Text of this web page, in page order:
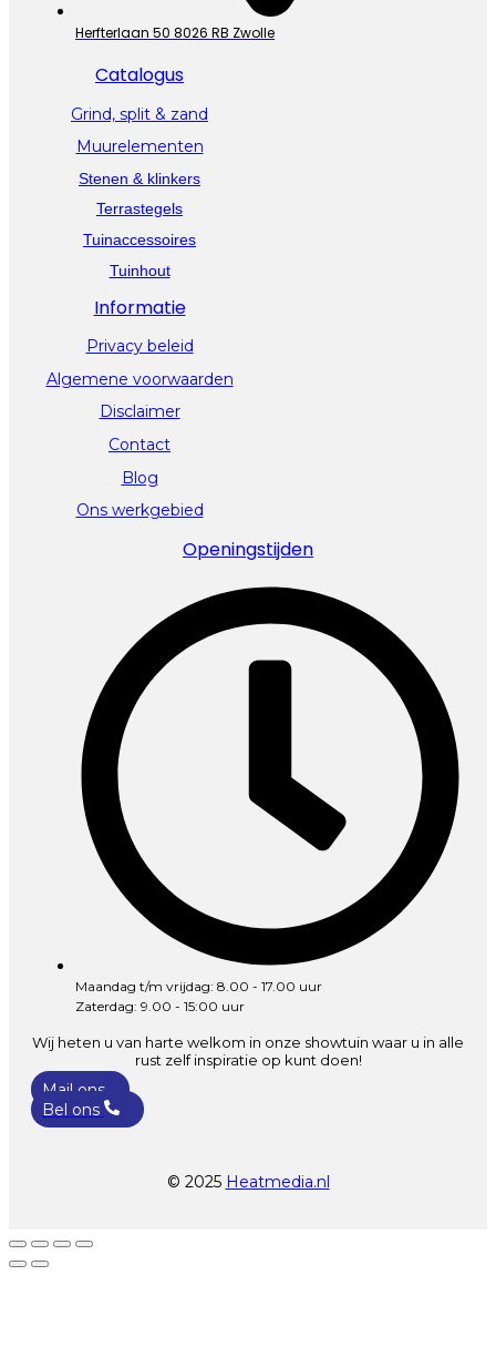
Herfterlaan 50 8026 RB Zwolle
Catalogus
Grind, split & zand
Muurelementen
Stenen & klinkers
Terrastegels
Tuinaccessoires
Tuinhout
Informatie
Privacy beleid
Algemene voorwaarden
Disclaimer
Contact
Blog
Ons werkgebied
Openingstijden
Maandag t/m vrijdag: 8.00 - 17.00 uur
Zaterdag: 9.00 - 15:00 uur
Wij heten u van harte welkom in onze showtuin waar u in alle
rust zelf inspiratie op kunt doen!
Mail ons
Bel ons
© 2025 Heatmedia.nl